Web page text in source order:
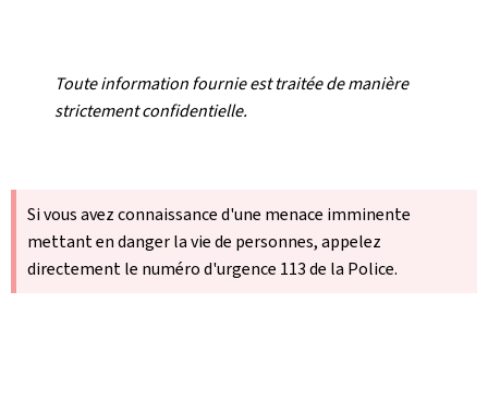
Toute information fournie est traitée de manière
strictement confidentielle.
Si vous avez connaissance d'une menace imminente
mettant en danger la vie de personnes, appelez
directement le numéro d'urgence 113 de la Police.